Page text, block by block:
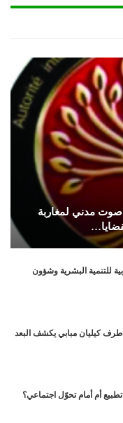
صوت مدني لمغاربة
للتنمية البشرية وشؤون
كيليان مبابي يكشف البعد
أم أمام تحوّل اجتماعي؟